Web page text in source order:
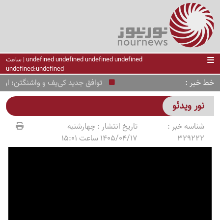
undefined undefined undefined undefined | ساعت
undefined:undefined
خط خبر توافق جدید کی‌یف و واشنگتن؛
نور ویدئو
شناسه خبر :
329222
تاریخ انتشار :چهارشنبه
1405/04/17 ساعت 15:01